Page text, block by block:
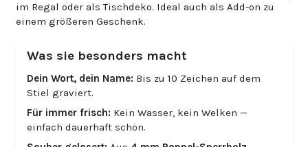
im Regal oder als Tischdeko. Ideal auch als Add-on zu
einem größeren Geschenk.
Was sie besonders macht
Dein Wort, dein Name:Bis zu 10 Zeichen auf dem
Stiel graviert.
Für immer frisch:Kein Wasser, kein Welken —
einfach dauerhaft schön.